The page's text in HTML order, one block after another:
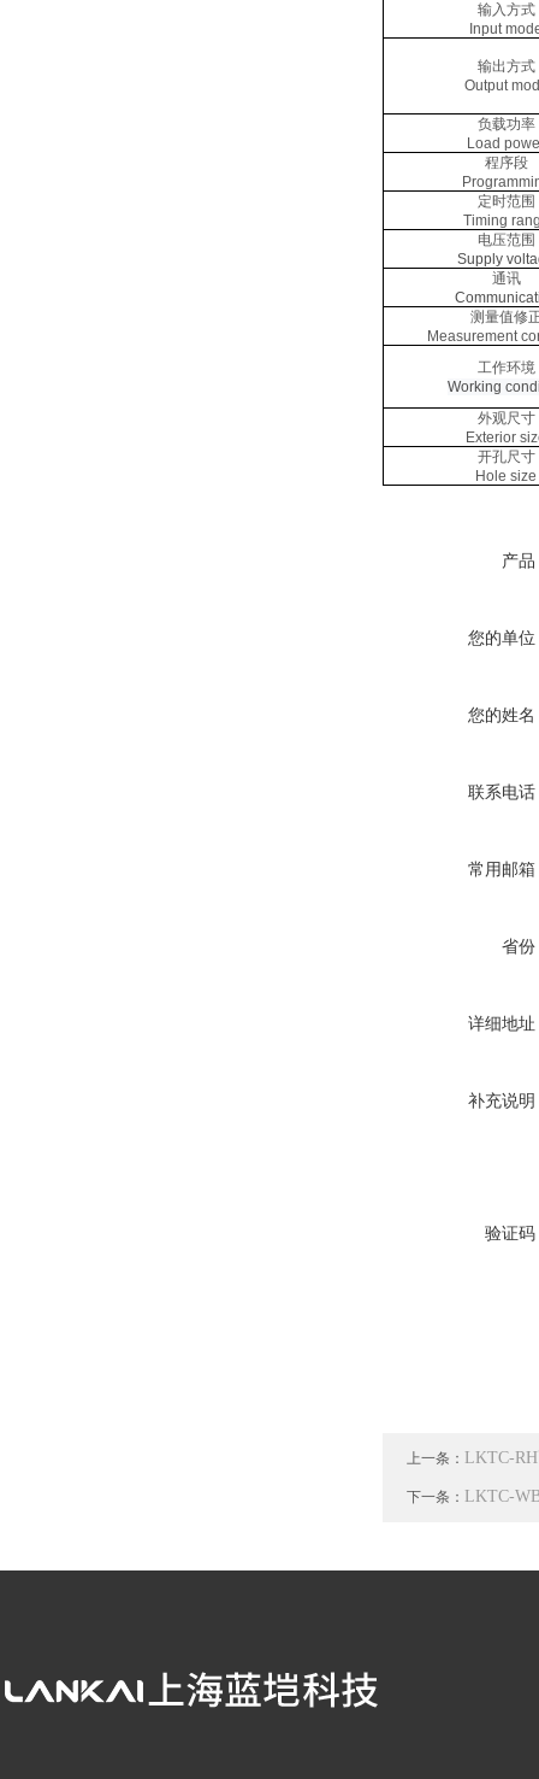
输入方式
Input
输出方式
Output
负载功率
Load
程序段
定时范围
Timing
电压范围
Supply
通讯
测量值修
Measurement
工作环境
Working
外观尺寸
Exterior
开孔尺寸
Hole size
产品
您的单位
您的姓名
联系电话
常用邮箱
省份
详细地址
补充说明
验证码
上一条： LKTC-
下一条： LKTC-